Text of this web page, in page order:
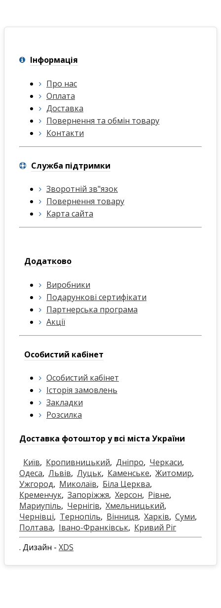
Інформація
Про нас
Оплата
Доставка
Повернення та обмін товару
Контакти
Служба підтримки
Зворотній зв"язок
Повернення товару
Карта сайта
Додатково
Виробники
Подарункові сертифікати
Партнерська програма
Акції
Особистий кабінет
Особистий кабінет
Історія замовлень
Закладки
Розсилка
Доставка фотоштор у всі міста України
Київ, Кропивницький, Дніпро, Черкаси,
Одеса, Львів, Луцьк, Каменське, Житомир,
Ужгород, Миколаїв, Біла Церква,
Кременчук, Запоріжжя, Херсон, Рівне,
Мариупіль, Чернігів, Хмельницький,
Чернівці, Тернопіль, Вінниця, Харків, Суми,
Полтава, Івано-Франківськ, Кривий Ріг
. Дизайн - XDS